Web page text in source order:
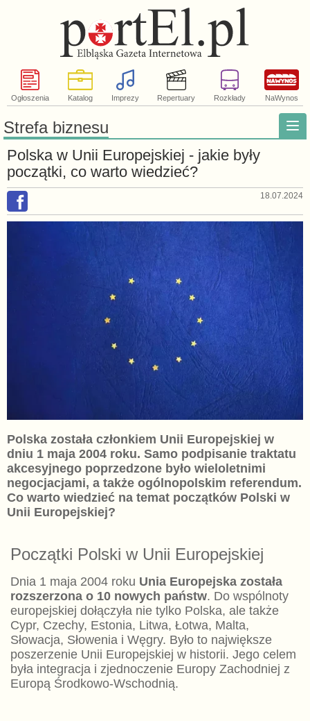
Ogłoszenia Katalog Imprezy Repertuary Rozkłady NaWynos
Strefa biznesu
Polska w Unii Europejskiej - jakie były
początki, co warto wiedzieć?
18.07.2024
Polska została członkiem Unii Europejskiej w
dniu 1 maja 2004 roku. Samo podpisanie traktatu
akcesyjnego poprzedzone było wieloletnimi
negocjacjami, a także ogólnopolskim referendum.
Co warto wiedzieć na temat początków Polski w
Unii Europejskiej?
Początki Polski w Unii Europejskiej
Dnia 1 maja 2004 roku Unia Europejska została
rozszerzona o 10 nowych państw. Do wspólnoty
europejskiej dołączyła nie tylko Polska, ale także
Cypr, Czechy, Estonia, Litwa, Łotwa, Malta,
Słowacja, Słowenia i Węgry. Było to największe
poszerzenie Unii Europejskiej w historii. Jego celem
była integracja i zjednoczenie Europy Zachodniej z
Europą Środkowo-Wschodnią.